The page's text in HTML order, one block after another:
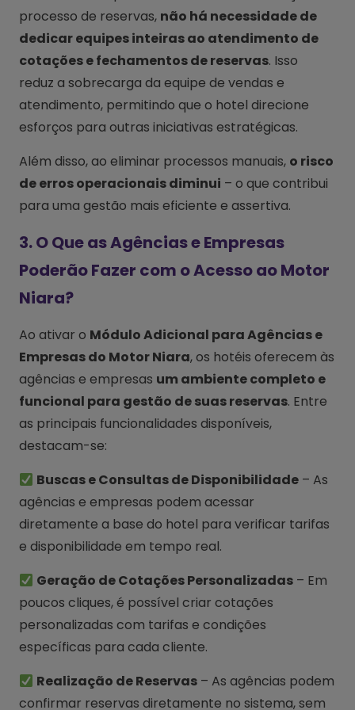
processo de reservas, não há necessidade de
dedicar equipes inteiras ao atendimento de
cotações e fechamentos de reservas. Isso
reduz a sobrecarga da equipe de vendas e
atendimento, permitindo que o hotel direcione
esforços para outras iniciativas estratégicas.
Além disso, ao eliminar processos manuais, o risco
de erros operacionais diminui – o que contribui
para uma gestão mais eficiente e assertiva.
3. O Que as Agências e Empresas
Poderão Fazer com o Acesso ao Motor
Niara?
Ao ativar o Módulo Adicional para Agências e
Empresas do Motor Niara, os hotéis oferecem às
agências e empresas um ambiente completo e
funcional para gestão de suas reservas. Entre
as principais funcionalidades disponíveis,
destacam-se:
Buscas e Consultas de Disponibilidade – As
agências e empresas podem acessar
diretamente a base do hotel para verificar tarifas
e disponibilidade em tempo real.
Geração de Cotações Personalizadas – Em
poucos cliques, é possível criar cotações
personalizadas com tarifas e condições
específicas para cada cliente.
Realização de Reservas – As agências podem
confirmar reservas diretamente no sistema, sem